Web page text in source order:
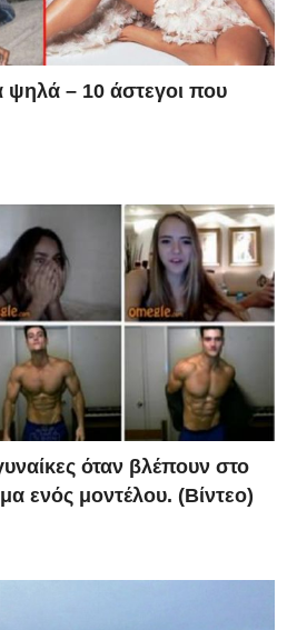
– 10 άστεγοι που
όταν βλέπουν στο
ενός μοντέλου. (Βίντεο)